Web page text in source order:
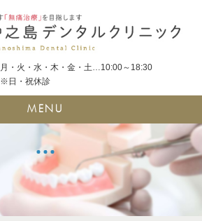
月・火・水・木・金・土…10:00～18:30
※日・祝休診
MENU